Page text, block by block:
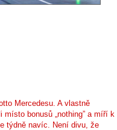
Mercedesu. A vlastně
bonusů „nothing” a míří k
týdně navíc. Není divu, že